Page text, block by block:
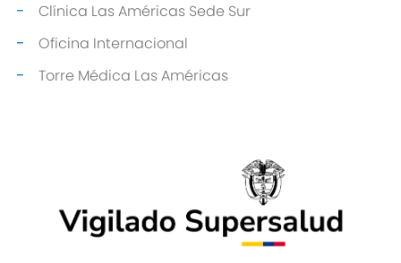
Clínica Las Américas Sede Sur
Oficina Internacional
Torre Médica Las Américas